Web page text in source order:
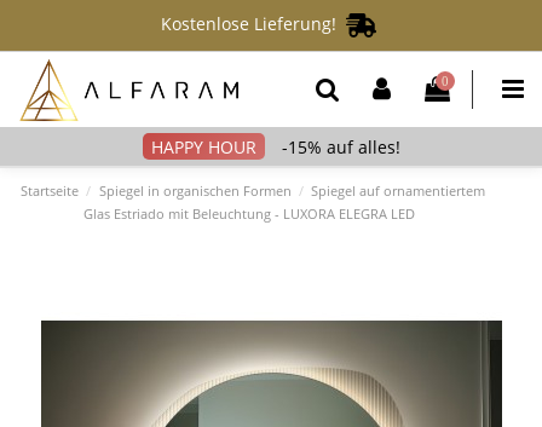
Kostenlose Lieferung!
0
-15% auf alles!
Startseite Spiegel in organischen Formen
Spiegel auf ornamentiertem
Glas Estriado mit Beleuchtung - LUXORA ELEGRA LED